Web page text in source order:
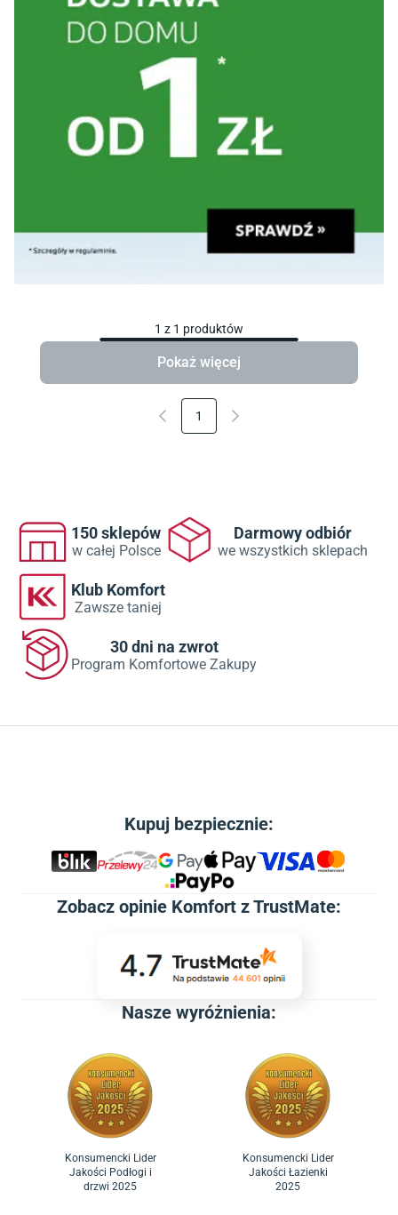
1 z 1 produktów
Pokaż więcej
1
150 sklepów
w całej Polsce
Darmowy odbiór
we wszystkich sklepach
Klub Komfort
Zawsze taniej
30 dni na zwrot
Program Komfortowe Zakupy
Kupuj bezpiecznie:
Zobacz opinie Komfort z TrustMate:
Nasze wyróżnienia:
Konsumencki Lider
Jakości Podłogi i
drzwi 2025
Konsumencki Lider
Jakości Łazienki
2025